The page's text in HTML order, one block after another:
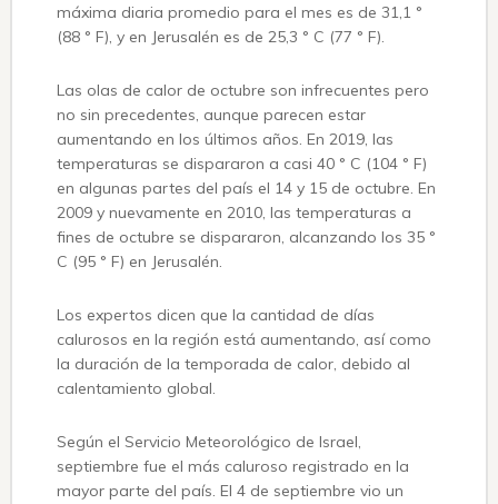
máxima diaria promedio para el mes es de 31,1 °
(88 ° F), y en Jerusalén es de 25,3 ° C (77 ° F).
Las olas de calor de octubre son infrecuentes pero
no sin precedentes, aunque parecen estar
aumentando en los últimos años. En 2019, las
temperaturas se dispararon a casi 40 ° C (104 ° F)
en algunas partes del país el 14 y 15 de octubre. En
2009 y nuevamente en 2010, las temperaturas a
fines de octubre se dispararon, alcanzando los 35 °
C (95 ° F) en Jerusalén.
Los expertos dicen que la cantidad de días
calurosos en la región está aumentando, así como
la duración de la temporada de calor, debido al
calentamiento global.
Según el Servicio Meteorológico de Israel,
septiembre fue el más caluroso registrado en la
mayor parte del país. El 4 de septiembre vio un